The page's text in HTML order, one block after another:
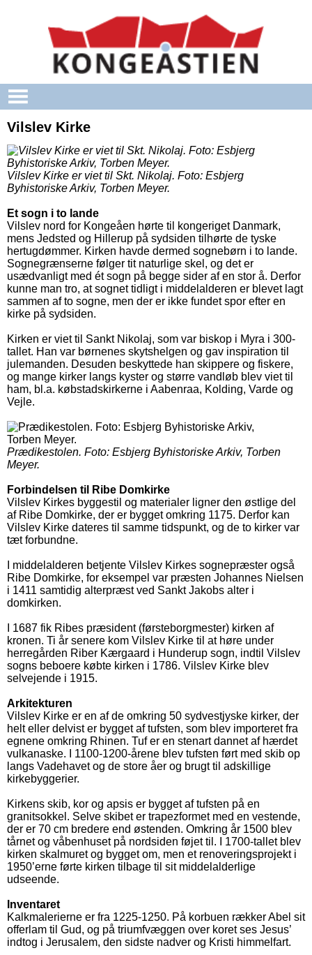
Vilslev Kirke
Vilslev Kirke er viet til Skt. Nikolaj. Foto: Esbjerg
Byhistoriske Arkiv, Torben Meyer.
Et sogn i to lande
Vilslev nord for Kongeåen hørte til kongeriget Danmark,
mens Jedsted og Hillerup på sydsiden tilhørte de tyske
hertugdømmer. Kirken havde dermed sognebørn i to lande.
Sognegrænserne følger tit naturlige skel, og det er
usædvanligt med ét sogn på begge sider af en stor å. Derfor
kunne man tro, at sognet tidligt i middelalderen er blevet lagt
sammen af to sogne, men der er ikke fundet spor efter en
kirke på sydsiden.
Kirken er viet til Sankt Nikolaj, som var biskop i Myra i 300-
tallet. Han var børnenes skytshelgen og gav inspiration til
julemanden. Desuden beskyttede han skippere og fiskere,
og mange kirker langs kyster og større vandløb blev viet til
ham, bl.a. købstadskirkerne i Aabenraa, Kolding, Varde og
Vejle.
Prædikestolen. Foto: Esbjerg Byhistoriske Arkiv, Torben
Meyer.
Forbindelsen til Ribe Domkirke
Vilslev Kirkes byggestil og materialer ligner den østlige del
af Ribe Domkirke, der er bygget omkring 1175. Derfor kan
Vilslev Kirke dateres til samme tidspunkt, og de to kirker var
tæt forbundne.
I middelalderen betjente Vilslev Kirkes sognepræster også
Ribe Domkirke, for eksempel var præsten Johannes Nielsen
i 1411 samtidig alterpræst ved Sankt Jakobs alter i
domkirken.
I 1687 fik Ribes præsident (førsteborgmester) kirken af
kronen. Ti år senere kom Vilslev Kirke til at høre under
herregården Riber Kærgaard i Hunderup sogn, indtil Vilslev
sogns beboere købte kirken i 1786. Vilslev Kirke blev
selvejende i 1915.
Arkitekturen
Vilslev Kirke er en af de omkring 50 sydvestjyske kirker, der
helt eller delvist er bygget af tufsten, som blev importeret fra
egnene omkring Rhinen. Tuf er en stenart dannet af hærdet
vulkanaske. I 1100-1200-årene blev tufsten ført med skib op
langs Vadehavet og de store åer og brugt til adskillige
kirkebyggerier.
Kirkens skib, kor og apsis er bygget af tufsten på en
granitsokkel. Selve skibet er trapezformet med en vestende,
der er 70 cm bredere end østenden. Omkring år 1500 blev
tårnet og våbenhuset på nordsiden føjet til. I 1700-tallet blev
kirken skalmuret og bygget om, men et renoveringsprojekt i
1950’erne førte kirken tilbage til sit middelalderlige
udseende.
Inventaret
Kalkmalerierne er fra 1225-1250. På korbuen rækker Abel sit
offerlam til Gud, og på triumfvæggen over koret ses Jesus’
indtog i Jerusalem, den sidste nadver og Kristi himmelfart.